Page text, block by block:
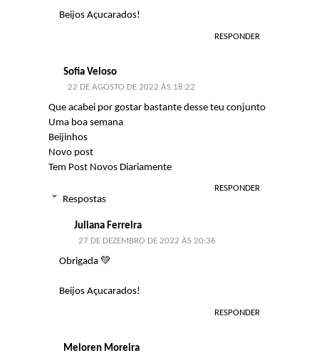
Beijos Açucarados!
RESPONDER
Sofia Veloso
22 DE AGOSTO DE 2022 ÀS 18:22
Que acabei por gostar bastante desse teu conjunto
Uma boa semana
Beijinhos
Novo post
Tem Post Novos Diariamente
RESPONDER
Respostas
Juliana Ferreira
27 DE DEZEMBRO DE 2022 ÀS 20:36
Obrigada 💚
Beijos Açucarados!
RESPONDER
Meloren Moreira